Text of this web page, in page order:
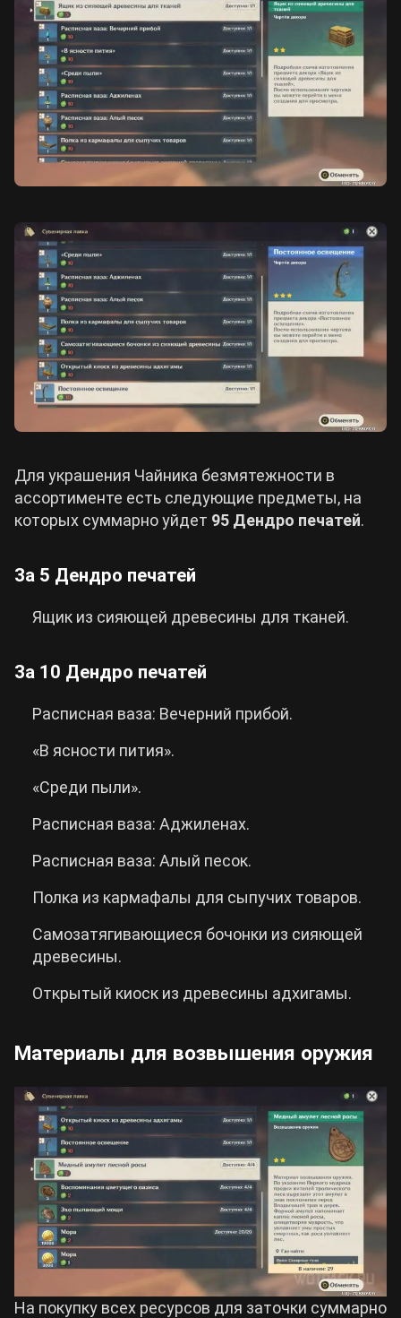
Для украшения Чайника безмятежности в
ассортименте есть следующие предметы, на
которых суммарно уйдет 95 Дендро печатей.
За 5 Дендро печатей
Ящик из сияющей древесины для тканей.
За 10 Дендро печатей
Расписная ваза: Вечерний прибой.
«В ясности пития».
«Среди пыли».
Расписная ваза: Аджиленах.
Расписная ваза: Алый песок.
Полка из кармафалы для сыпучих товаров.
Самозатягивающиеся бочонки из сияющей
древесины.
Открытый киоск из древесины адхигамы.
Материалы для возвышения оружия
На покупку всех ресурсов для заточки суммарно